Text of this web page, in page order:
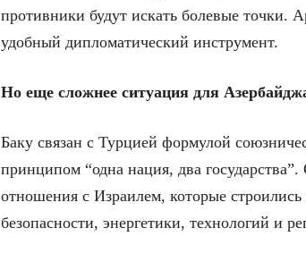
противники будут искать болевые точки.
удобный дипломатический инструмент.
Но еще сложнее ситуация для
Баку связан с Турцией формулой
принципом “одна нация, два
отношения с Израилем, которые
безопасности, энергетики, технологий и